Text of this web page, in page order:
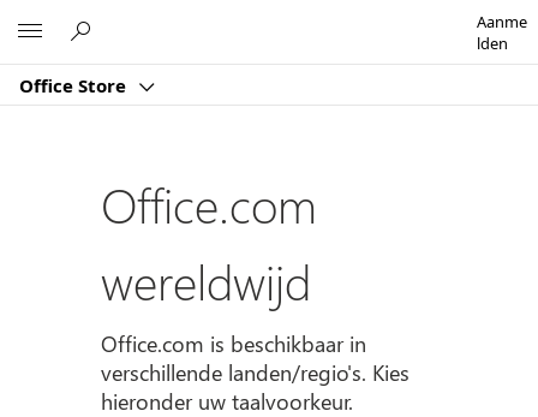
Office Store
Aanme
lden
Office.com
wereldwijd
Office.com is beschikbaar in
verschillende landen/regio's. Kies
hieronder uw taalvoorkeur.